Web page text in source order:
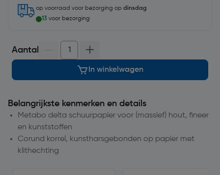
op voorraad voor bezorging op dinsdag
13 voor bezorging
Aantal
In winkelwagen
Belangrijkste kenmerken en details
Metabo delta schuurpapier voor (massief) hout, fineer
en kunststoffen
Corund korrel, kunstharsgebonden op papier met
klithechting